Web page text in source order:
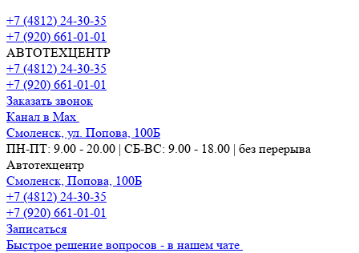
+7 (4812) 24-30-35
+7 (920) 661-01-01
АВТОТЕХЦЕНТР
+7 (4812) 24-30-35
+7 (920) 661-01-01
Заказать звонок
Канал в Max
Смоленск, ул. Попова, 100Б
ПН-ПТ: 9.00 - 20.00 | СБ-ВС: 9.00 - 18.00 | без перерыва
Автотехцентр
Смоленск, Попова, 100Б
+7 (4812) 24-30-35
+7 (920) 661-01-01
Записаться
Быстрое решение вопросов - в нашем чате